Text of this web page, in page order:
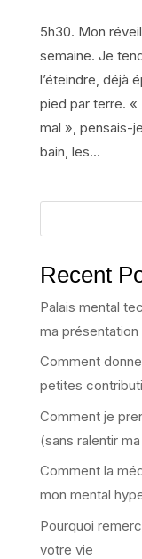
5h30. Mon
semaine. Je
l’éteindre, déjà
pied par terre. «
mal », pensais-
bain, les...
Recent
Palais mental
ma
Comment
petites
Comment je
(sans ralentir
Comment la
mon mental
Pourquoi
votre vie